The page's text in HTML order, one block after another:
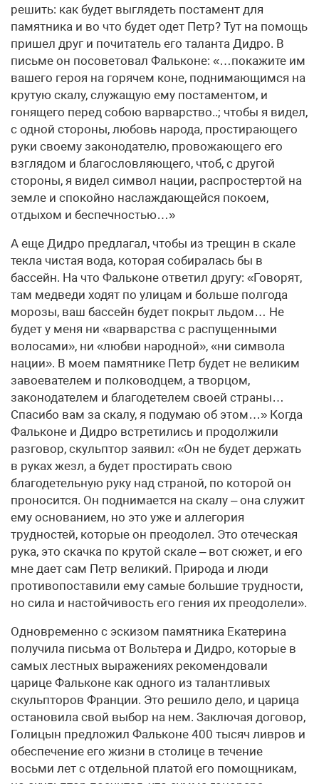
решить: как будет выглядеть постамент для
памятника и во что будет одет Петр? Тут на помощь
пришел друг и почитатель его таланта Дидро. В
письме он посоветовал Фальконе: «…покажите им
вашего героя на горячем коне, поднимающимся на
крутую скалу, служащую ему постаментом, и
гонящего перед собою варварство..; чтобы я видел,
с одной стороны, любовь народа, простирающего
руки своему законодателю, провожающего его
взглядом и благословляющего, чтоб, с другой
стороны, я видел символ нации, распростертой на
земле и спокойно наслаждающейся покоем,
отдыхом и беспечностью…»
А еще Дидро предлагал, чтобы из трещин в скале
текла чистая вода, которая собиралась бы в
бассейн. На что Фальконе ответил другу: «Говорят,
там медведи ходят по улицам и больше полгода
морозы, ваш бассейн будет покрыт льдом… Не
будет у меня ни «варварства с распущенными
волосами», ни «любви народной», «ни символа
нации». В моем памятнике Петр будет не великим
завоевателем и полководцем, а творцом,
законодателем и благодетелем своей страны…
Спасибо вам за скалу, я подумаю об этом…» Когда
Фальконе и Дидро встретились и продолжили
разговор, скульптор заявил: «Он не будет держать
в руках жезл, а будет простирать свою
благодетельную руку над страной, по которой он
проносится. Он поднимается на скалу – она служит
ему основанием, но это уже и аллегория
трудностей, которые он преодолел. Это отеческая
рука, это скачка по крутой скале – вот сюжет, и его
мне дает сам Петр великий. Природа и люди
противопоставили ему самые большие трудности,
но сила и настойчивость его гения их преодолели».
Одновременно с эскизом памятника Екатерина
получила письма от Вольтера и Дидро, которые в
самых лестных выражениях рекомендовали
царице Фальконе как одного из талантливых
скульпторов Франции. Это решило дело, и царица
остановила свой выбор на нем. Заключая договор,
Голицын предложил Фальконе 400 тысяч ливров и
обеспечение его жизни в столице в течение
восьми лет с отдельной платой его помощникам,